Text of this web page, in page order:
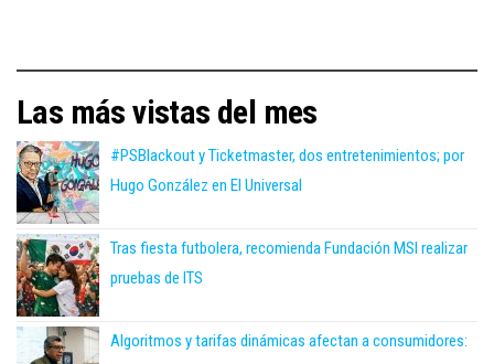
Las más vistas del mes
#PSBlackout y Ticketmaster, dos entretenimientos; por
Hugo González en El Universal
Tras fiesta futbolera, recomienda Fundación MSI realizar
pruebas de ITS
Algoritmos y tarifas dinámicas afectan a consumidores: